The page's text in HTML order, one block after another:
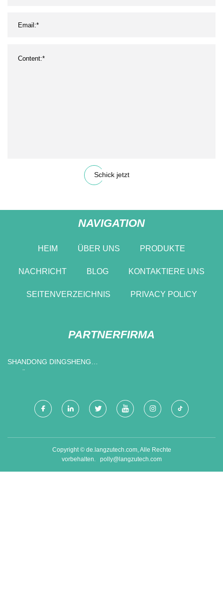
Schick jetzt
NAVIGATION
HEIM ÜBER UNS PRODUKTE
NACHRICHT BLOG KONTAKTIERE UNS
SEITENVERZEICHNIS PRIVACY POLICY
PARTNERFIRMA
SHANDONG DINGSHENG
Copyright © de.langzutech.com, Alle Rechte
vorbehalten. polly@langzutech.com